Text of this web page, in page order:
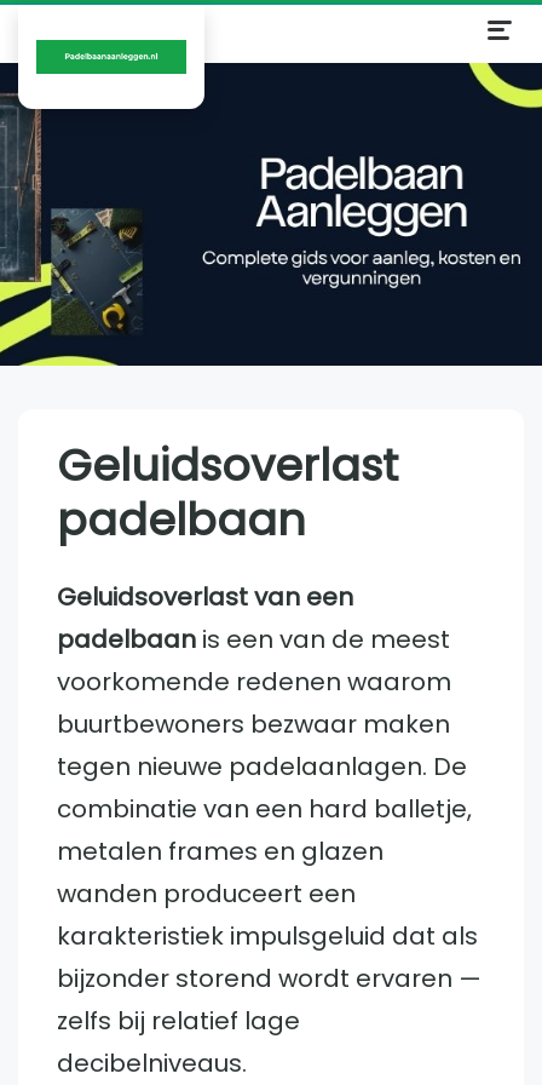
Geluidsoverlast
padelbaan
Geluidsoverlast van een
padelbaan is een van de meest
voorkomende redenen waarom
buurtbewoners bezwaar maken
tegen nieuwe padelaanlagen. De
combinatie van een hard balletje,
metalen frames en glazen
wanden produceert een
karakteristiek impulsgeluid dat als
bijzonder storend wordt ervaren —
zelfs bij relatief lage
decibelniveaus.